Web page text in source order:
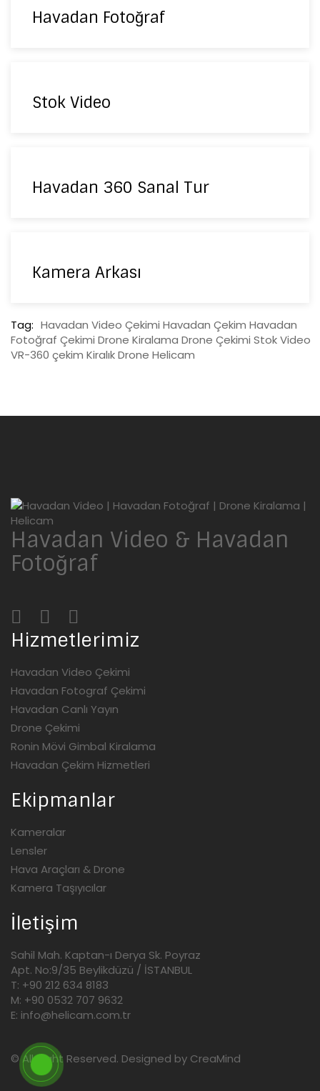
Havadan Fotoğraf
Stok Video
Havadan 360 Sanal Tur
Kamera Arkası
Tag: Havadan Video Çekimi Havadan Çekim Havadan
Fotoğraf Çekimi Drone Kiralama Drone Çekimi Stok Video
VR-360 çekim Kiralık Drone Helicam
Havadan Video & Havadan
Fotoğraf
Hizmetlerimiz
Havadan Video Çekimi
Havadan Fotograf Çekimi
Havadan Canlı Yayın
Drone Çekimi
Ronin Mövi Gimbal Kiralama
Havadan Çekim Hizmetleri
Ekipmanlar
Kameralar
Lensler
Hava Araçları & Drone
Kamera Taşıyıcılar
İletişim
Sahil Mah. Kaptan-ı Derya Sk. Poyraz
Apt. No:9/35 Beylikdüzü / İSTANBUL
T: +90 212 634 8183
M: +90 0532 707 9632
E: info@helicam.com.tr
© All Right Reserved. Designed by CreaMind